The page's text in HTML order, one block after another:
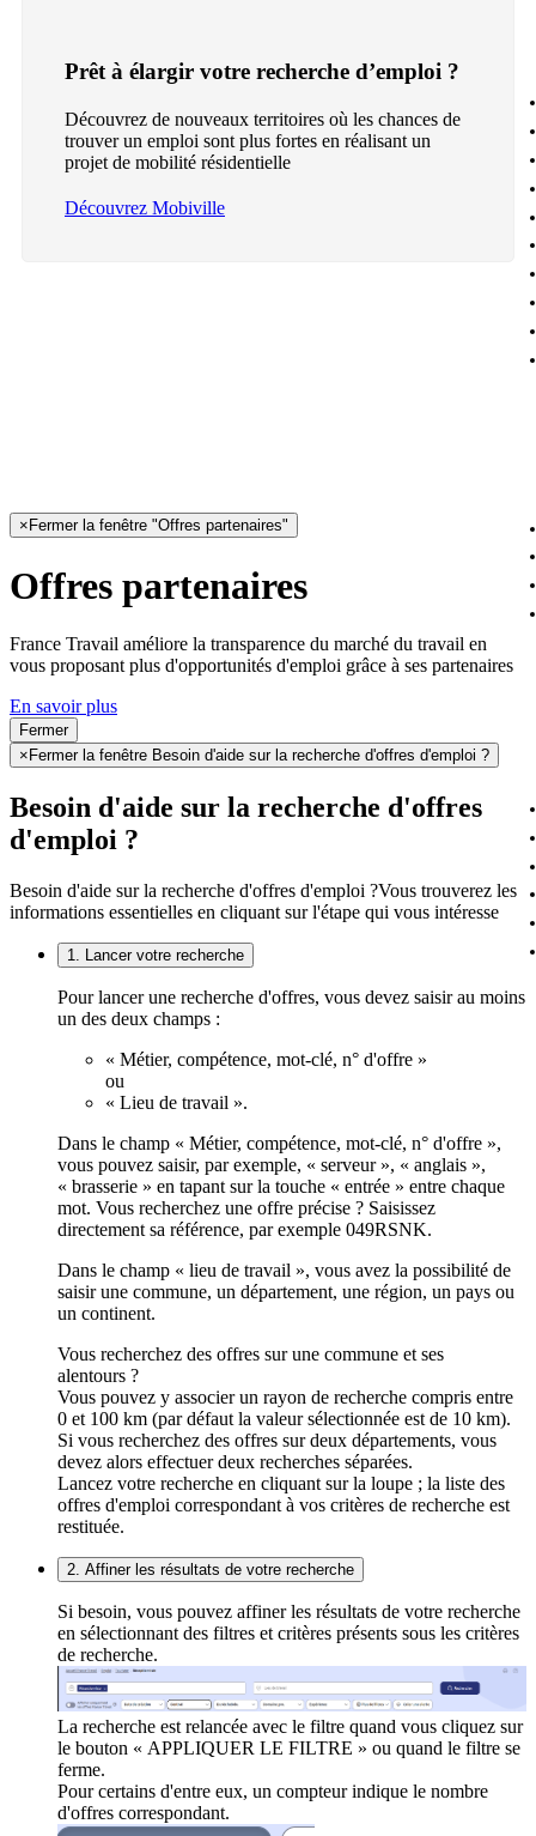
Prêt à élargir votre recherche d’emploi ?
Découvrez de nouveaux territoires où les chances de
trouver un emploi sont plus fortes en réalisant un
projet de mobilité résidentielle
Découvrez Mobiville
× Fermer la fenêtre "Offres partenaires"
Offres partenaires
France Travail améliore la transparence du marché du travail en
vous proposant plus d'opportunités d'emploi grâce à ses partenaires
En savoir plus
Fermer
× Fermer la fenêtre Besoin d'aide sur la recherche d'offres d'emploi ?
Besoin d'aide sur la recherche d'offres
d'emploi ?
Besoin d'aide sur la recherche d'offres d'emploi ?Vous trouverez les
informations essentielles en cliquant sur l'étape qui vous intéresse
1. Lancer votre recherche
Pour lancer une recherche d'offres, vous devez saisir au moins
un des deux champs :
« Métier, compétence, mot-clé, n° d'offre »
ou
« Lieu de travail ».
Dans le champ « Métier, compétence, mot-clé, n° d'offre »,
vous pouvez saisir, par exemple, « serveur », « anglais »,
« brasserie » en tapant sur la touche « entrée » entre chaque
mot. Vous recherchez une offre précise ? Saisissez
directement sa référence, par exemple 049RSNK.
Dans le champ « lieu de travail », vous avez la possibilité de
saisir une commune, un département, une région, un pays ou
un continent.
Vous recherchez des offres sur une commune et ses
alentours ?
Vous pouvez y associer un rayon de recherche compris entre
0 et 100 km (par défaut la valeur sélectionnée est de 10 km).
Si vous recherchez des offres sur deux départements, vous
devez alors effectuer deux recherches séparées.
Lancez votre recherche en cliquant sur la loupe ; la liste des
offres d'emploi correspondant à vos critères de recherche est
restituée.
2. Affiner les résultats de votre recherche
Si besoin, vous pouvez affiner les résultats de votre recherche
en sélectionnant des filtres et critères présents sous les critères
de recherche.
La recherche est relancée avec le filtre quand vous cliquez sur
le bouton « APPLIQUER LE FILTRE » ou quand le filtre se
ferme.
Pour certains d'entre eux, un compteur indique le nombre
d'offres correspondant.